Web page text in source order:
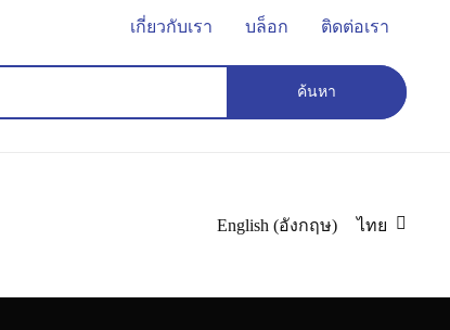
เกี่ยวกับเรา บล็อก ติดต่อเรา
ค้นหา
English (อังกฤษ) ไทย